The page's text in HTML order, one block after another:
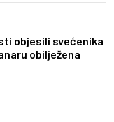
objesili svećenika
obilježena